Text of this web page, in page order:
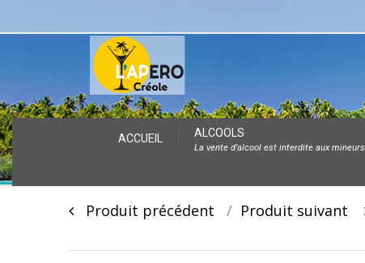
Skip
to
content
ACCUEIL ALCOOLS
La vente d’alcool est interdite aux mineurs
Post
Produit précédent Produit suivant